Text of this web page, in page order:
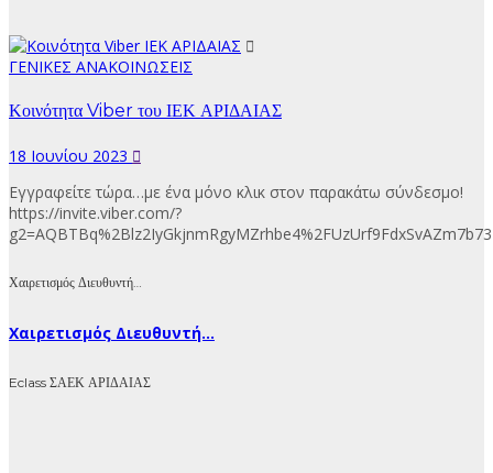
ΓΕΝΙΚΕΣ ΑΝΑΚΟΙΝΩΣΕΙΣ
Κοινότητα Viber του ΙΕΚ ΑΡΙΔΑΙΑΣ
18 Ιουνίου 2023
Eγγραφείτε τώρα…με ένα μόνο κλικ στον παρακάτω σύνδεσμο!
https://invite.viber.com/?
Χαιρετισμός Διευθυντή…
Χαιρετισμός Διευθυντή...
Eclass ΣΑΕΚ ΑΡΙΔΑΙΑΣ